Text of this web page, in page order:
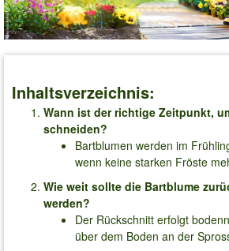
Inhaltsverzeichnis:
Wann ist der richtige Zeitpunkt,
schneiden?
Bartblumen werden im
wenn keine starken Fröste
Wie weit sollte die Bartblume
werden?
Der Rückschnitt erfolgt
über dem Boden an der